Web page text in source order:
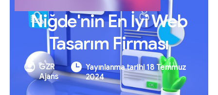
Niğde'ninEn İyiWeb
Tasarım Firması
GZR
Ajans
Yayınlanma tarihi 18 Temmuz
2024